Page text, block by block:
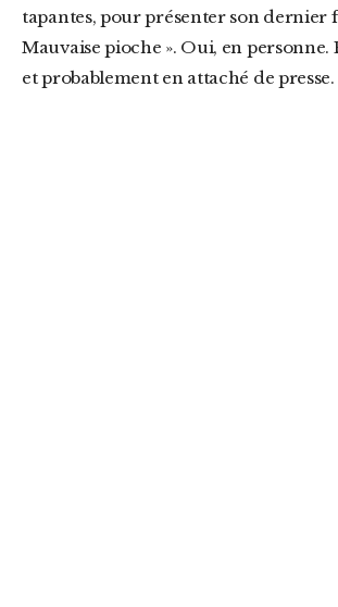
tapantes, pour présenter son dernier
Mauvaise pioche ». Oui, en personne.
et probablement en attaché de presse.